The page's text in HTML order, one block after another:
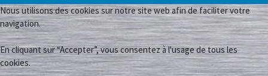
Nous utilisons des cookies sur notre site web afin de faciliter votre
navigation.
En cliquant sur “Accepter”, vous consentez à l'usage de tous les
cookies.